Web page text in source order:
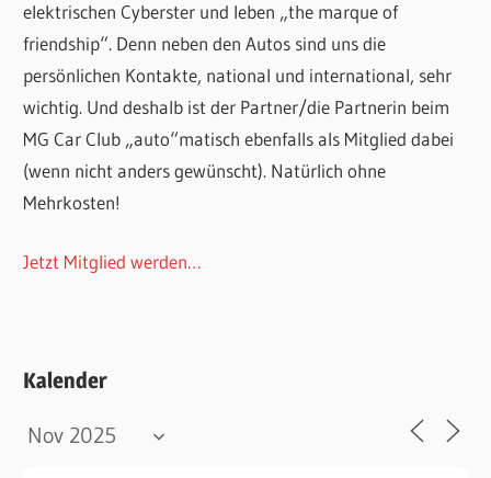
elektrischen Cyberster und leben „the marque of
friendship“. Denn neben den Autos sind uns die
persönlichen Kontakte, national und international, sehr
wichtig. Und deshalb ist der Partner/die Partnerin beim
MG Car Club „auto“matisch ebenfalls als Mitglied dabei
(wenn nicht anders gewünscht). Natürlich ohne
Mehrkosten!
Jetzt Mitglied werden…
Kalender